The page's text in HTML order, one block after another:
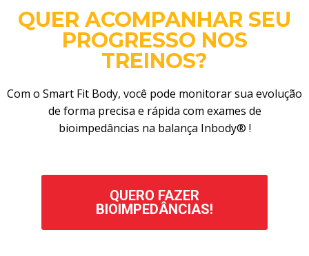
QUER ACOMPANHAR SEU
PROGRESSO NOS
TREINOS?
Com o Smart Fit Body, você pode monitorar sua evolução
de forma precisa e rápida com exames de
bioimpedâncias na balança Inbody® !
QUERO FAZER
BIOIMPEDÂNCIAS!